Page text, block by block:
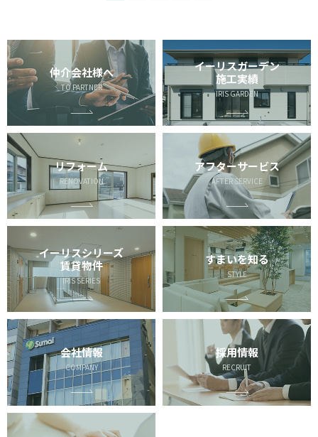
仲介会社様へ
TO PARTNER
イーリスガーデン
施工実績
IRIS GARDEN
リフォーム
RENOVATION
アフターサービス
AFTER SERVICE
イーリスシリーズ
賃貸物件
IRIS SERIES
すまいを知る
STYLE
会社情報
COMPANY
採用情報
RECRUIT